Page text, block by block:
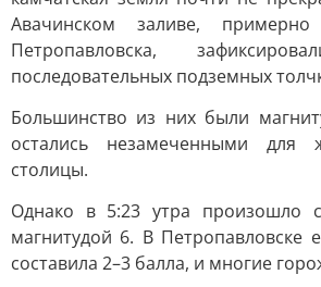
Авачинском заливе,
Петропавловска,
последовательных подземных
Большинство из них были
остались незамеченными для
столицы.
Однако в 5:23 утра
магнитудой 6. В Петропавловске
составила 2–3 балла, и многие